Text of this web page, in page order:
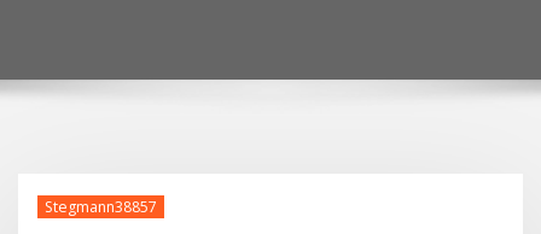
Stegmann38857